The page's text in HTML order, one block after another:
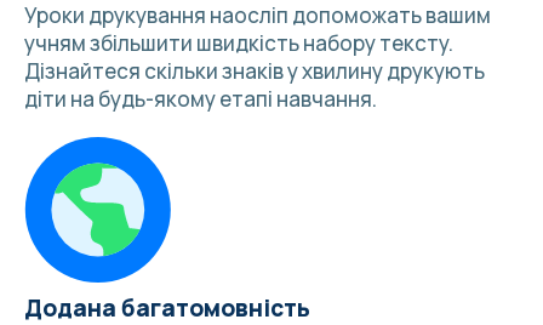
Уроки друкування наосліп допоможать вашим
учням збільшити швидкість набору тексту.
Дізнайтеся скільки знаків у хвилину друкують
діти на будь-якому етапі навчання.
Додана багатомовність